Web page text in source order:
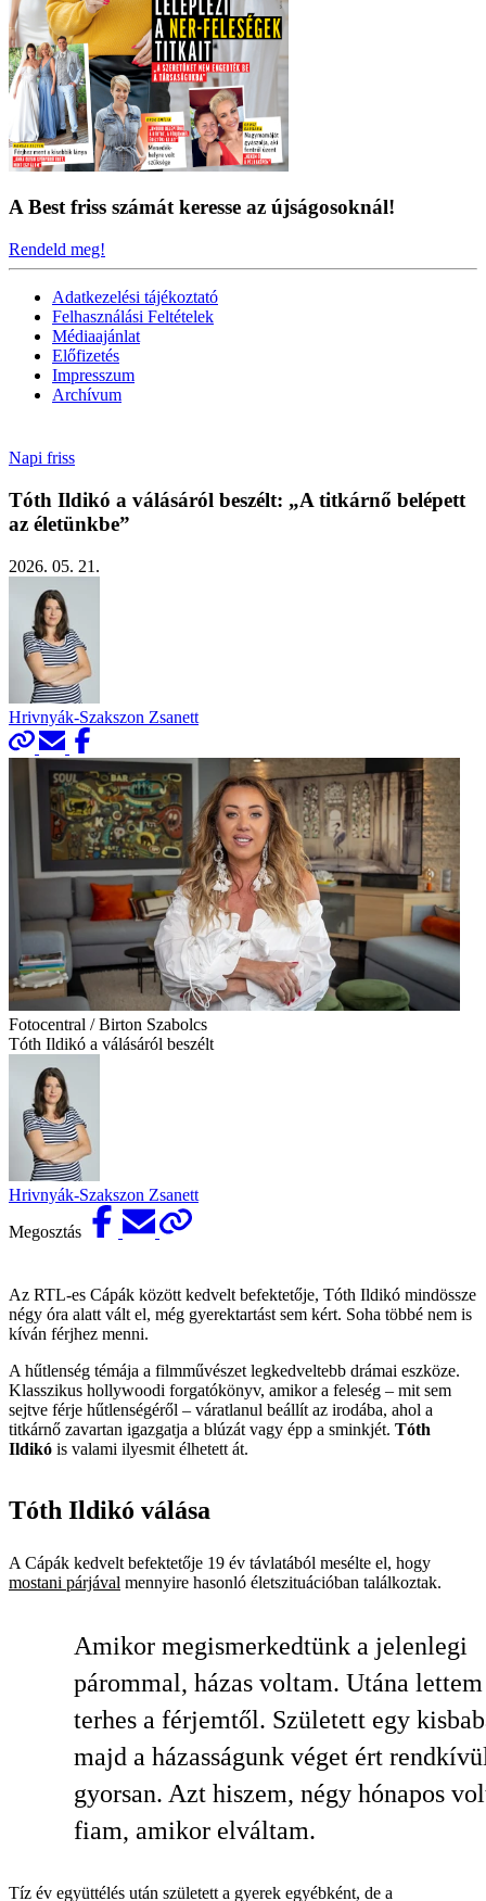
A Best friss számát keresse az újságosoknál!
Rendeld meg!
Adatkezelési tájékoztató
Felhasználási Feltételek
Médiaajánlat
Előfizetés
Impresszum
Archívum
Napi friss
Tóth Ildikó a válásáról beszélt: „A titkárnő belépett
az életünkbe”
2026. 05. 21.
Hrivnyák-Szakszon Zsanett
Fotocentral / Birton Szabolcs
Tóth Ildikó a válásáról beszélt
Hrivnyák-Szakszon Zsanett
Megosztás
Az RTL-es Cápák között kedvelt befektetője, Tóth Ildikó mindössze
négy óra alatt vált el, még gyerektartást sem kért. Soha többé nem is
kíván férjhez menni.
A hűtlenség témája a filmművészet legkedveltebb drámai eszköze.
Klasszikus hollywoodi forgatókönyv, amikor a feleség – mit sem
sejtve férje hűtlenségéről – váratlanul beállít az irodába, ahol a
titkárnő zavartan igazgatja a blúzát vagy épp a sminkjét. Tóth
Ildikó is valami ilyesmit élhetett át.
Tóth Ildikó válása
A Cápák kedvelt befektetője 19 év távlatából mesélte el, hogy
mostani párjával mennyire hasonló életszituációban találkoztak.
Amikor megismerkedtünk a jelenlegi
párommal, házas voltam. Utána lettem
terhes a férjemtől. Született egy
majd a házasságunk véget ért
gyorsan. Azt hiszem, négy hónapos
fiam, amikor elváltam.
Tíz év együttélés után született a gyerek egyébként, de a